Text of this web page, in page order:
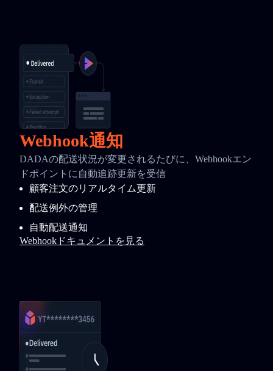
Webhook通知
DADAの配送状況が変更されるたびに、Webhookエン
ドポイントに自動追跡更新を受信
顧客注文のリアルタイム更新
配送例外の管理
自動配送通知
Webhookドキュメントを見る